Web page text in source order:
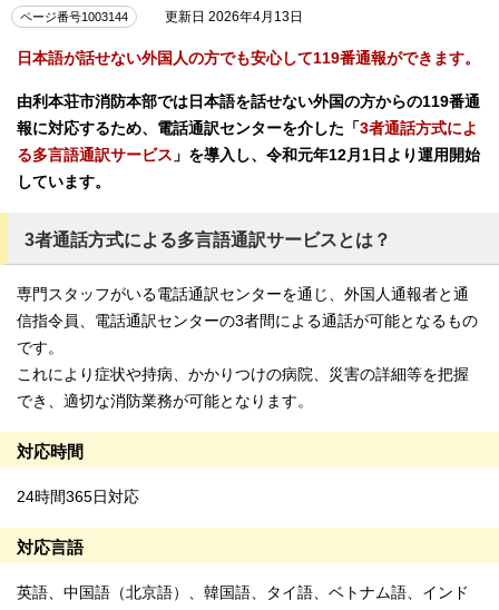
ページ番号1003144 更新日 2026年4月13日
日本語が話せない外国人の方でも安心して119番通報ができます。
由利本荘市消防本部では日本語を話せない外国の方からの119番通
報に対応するため、電話通訳センターを介した「 3者通話方式によ
る多言語通訳サービス 」を導入し、令和元年12月1日より運用開始
しています。
3者通話方式による多言語通訳サービスとは？
専門スタッフがいる電話通訳センターを通じ、外国人通報者と通
信指令員、電話通訳センターの3者間による通話が可能となるもの
です。
これにより症状や持病、かかりつけの病院、災害の詳細等を把握
でき、適切な消防業務が可能となります。
対応時間
24時間365日対応
対応言語
英語、中国語（北京語）、韓国語、タイ語、ベトナム語、インド